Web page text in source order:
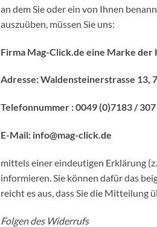
an dem Sie oder ein von Ihnen
auszuüben, müssen Sie uns:
Firma Mag-Click.de eine Marke
Adresse: Waldensteinerstrasse 13,
Telefonnummer : 0049 (0)7183 /
E-Mail: info@mag-click.de
mittels einer eindeutigen Erklärung
informieren. Sie können dafür das
reicht es aus, dass Sie die Mitteilung
Folgen des Widerrufs